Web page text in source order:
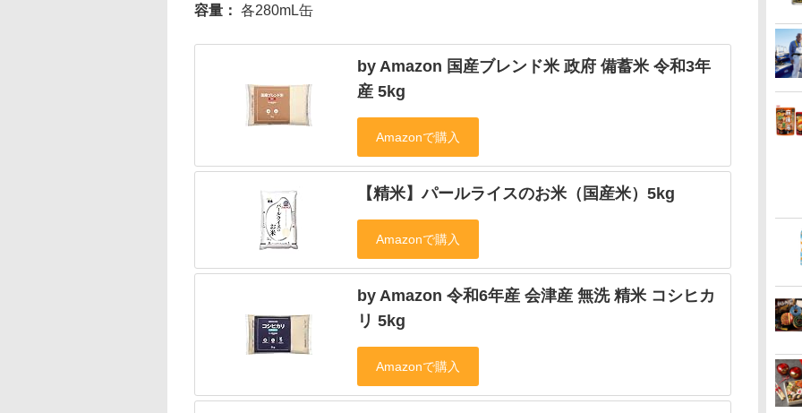
容量： 各280mL缶
by Amazon 国産ブレンド米 政府 備蓄米 令和3年
産 5kg
【精米】パールライスのお米（国産米）5kg
by Amazon 令和6年産 会津産 無洗 精米 コシヒカ
リ 5kg